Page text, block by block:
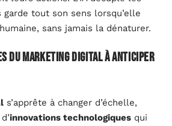
garde tout son sens lorsqu’elle
sans jamais la dénaturer.
du marketing digital à anticiper
s’apprête à changer d’échelle,
innovations technologiques qui